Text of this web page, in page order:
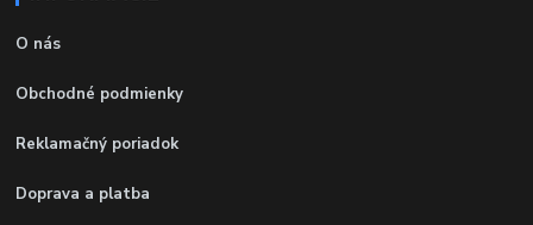
O nás
Obchodné podmienky
Reklamačný poriadok
Doprava a platba